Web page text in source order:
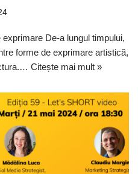
De-a lungul timpului,
forme de exprimare artistică,
Citește mai mult »